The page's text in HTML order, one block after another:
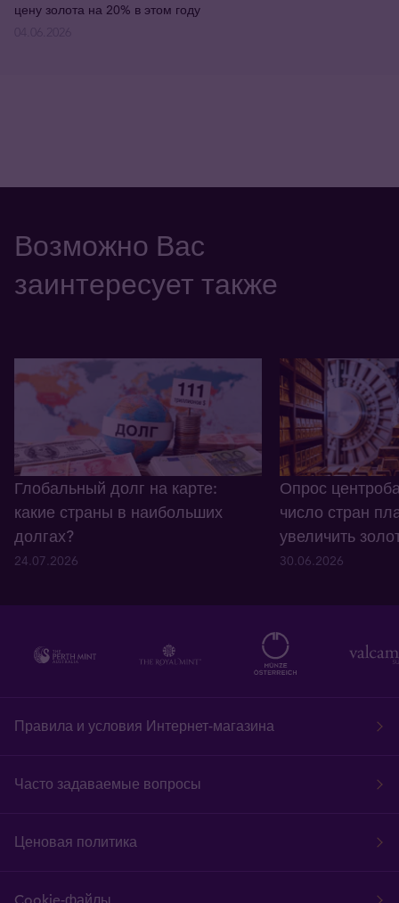
цену золота на 20% в этом году
Возможно Вас
заинтересует также
Глобальный долг на карте:
какие страны в наибольших
долгах?
24.07.2026
Опрос
число стран
увеличить
30.06.2026
Правила и условия Интернет-магазина
Часто задаваемые вопросы
Ценовая политика